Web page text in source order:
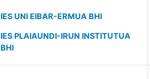
IES UNI EIBAR-ERMUA BHI
IES PLAIAUNDI-IRUN INSTITUTUA
BHI